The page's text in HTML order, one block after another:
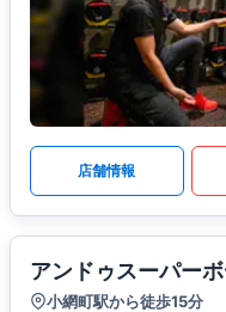
店舗情報
アンドゥスーパー
小網町駅から徒歩15分